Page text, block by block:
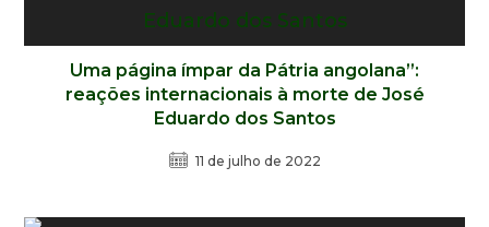
Uma página ímpar da Pátria angolana”:
reações internacionais à morte de José
Eduardo dos Santos
11 de julho de 2022